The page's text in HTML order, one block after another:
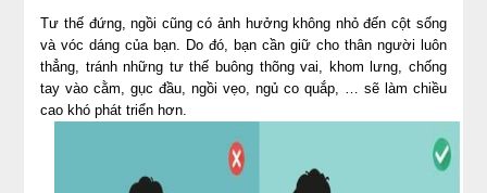
Tư thế đứng, ngồi cũng có ảnh hưởng không nhỏ đến cột sống
và vóc dáng của bạn. Do đó, bạn cần giữ cho thân người luôn
thẳng, tránh những tư thế buông thõng vai, khom lưng, chống
tay vào cằm, gục đầu, ngồi vẹo, ngủ co quắp, … sẽ làm chiều
cao khó phát triển hơn.